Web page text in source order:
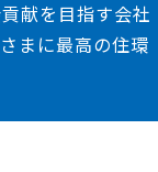
献を目指す会社
まに最高の住環